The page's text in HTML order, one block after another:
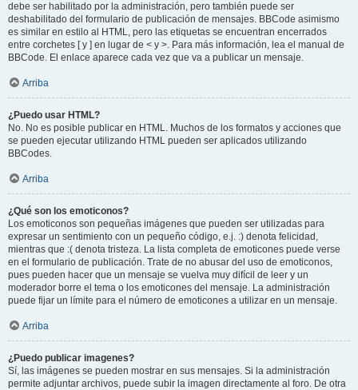
debe ser habilitado por la administración, pero también puede ser
deshabilitado del formulario de publicación de mensajes. BBCode asimismo
es similar en estilo al HTML, pero las etiquetas se encuentran encerrados
entre corchetes [ y ] en lugar de < y >. Para más información, lea el manual de
BBCode. El enlace aparece cada vez que va a publicar un mensaje.
Arriba
¿Puedo usar HTML?
No. No es posible publicar en HTML. Muchos de los formatos y acciones que
se pueden ejecutar utilizando HTML pueden ser aplicados utilizando
BBCodes.
Arriba
¿Qué son los emoticonos?
Los emoticonos son pequeñas imágenes que pueden ser utilizadas para
expresar un sentimiento con un pequeño código, e.j. :) denota felicidad,
mientras que :( denota tristeza. La lista completa de emoticones puede verse
en el formulario de publicación. Trate de no abusar del uso de emoticonos,
pues pueden hacer que un mensaje se vuelva muy difícil de leer y un
moderador borre el tema o los emoticones del mensaje. La administración
puede fijar un límite para el número de emoticones a utilizar en un mensaje.
Arriba
¿Puedo publicar imagenes?
Sí, las imágenes se pueden mostrar en sus mensajes. Si la administración
permite adjuntar archivos, puede subir la imagen directamente al foro. De otra